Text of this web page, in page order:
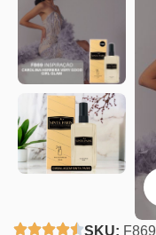
SKU: F869